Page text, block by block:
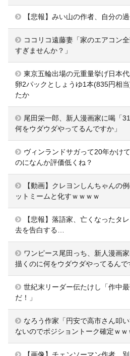
【悲報】みい山の作者、自分の
ココリコ遠藤妻「家のエアコン
すぎませんか？」
東京五輪出場の元重量挙げ日本
卵2パックとしょうゆ1本(835円相
たか
尾田栄一郎、新人漫画家に喝「
何をウダウダやってるんですか」
ヴィンランドサガって20年かけ
のになんか評価低くね？
【動画】クレヨンしんちゃんの
ットミームと化すｗｗｗｗ
【悲報】落語家、亡くなったタ
去を告白する…
ワンピース尾田っち、新人漫画
描くのに何をウダウダやってるんで
世紀末リーダー伝たけし「作中
だ！」
なろう作家「円安で高市さん叩
ないのでポジショントーク確定ｗｗ
【画像】チェンソーマン作者、